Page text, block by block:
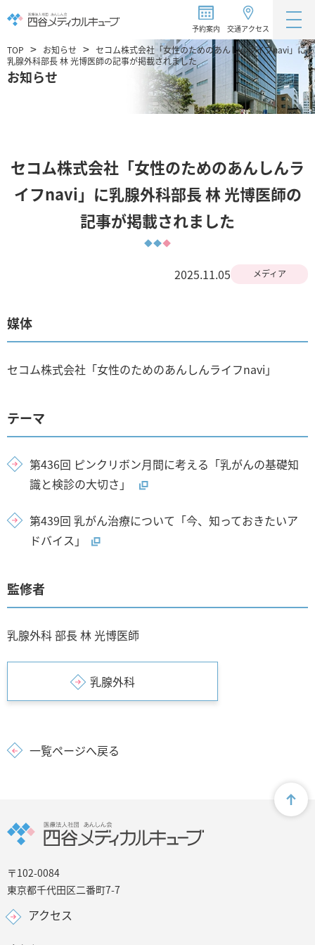
予約案内 交通アクセス
お知らせ
TOP お知らせ
セコム株式会社「女性のためのあんしんライフnavi」に
乳腺外科部長 林 光博医師の記事が掲載されました
セコム株式会社「女性のためのあんしんラ
イフnavi」に乳腺外科部長 林 光博医師の
記事が掲載されました
2025.11.05 メディア
媒体
セコム株式会社「女性のためのあんしんライフnavi」
テーマ
第436回 ピンクリボン月間に考える「乳がんの基礎知
識と検診の大切さ」
第439回 乳がん治療について「今、知っておきたいア
ドバイス」
監修者
乳腺外科 部長 林 光博医師
乳腺外科
一覧ページへ戻る
〒102-0084
東京都千代田区二番町7-7
アクセス